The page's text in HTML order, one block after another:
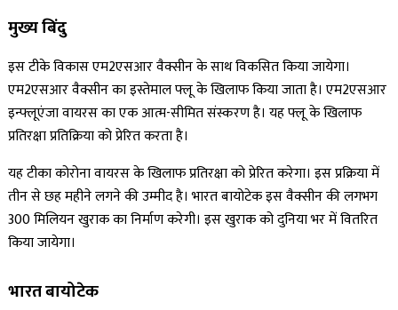
मुख्य बिंदु
इस टीके विकास एम2एसआर वैक्सीन के साथ विकसित किया जायेगा।
एम2एसआर वैक्सीन का इस्तेमाल फ्लू के खिलाफ किया जाता है। एम2एसआर
इन्फ्लूएंजा वायरस का एक आत्म-सीमित संस्करण है। यह फ्लू के खिलाफ
प्रतिरक्षा प्रतिक्रिया को प्रेरित करता है।
यह टीका कोरोना वायरस के खिलाफ प्रतिरक्षा को प्रेरित करेगा। इस प्रक्रिया में
तीन से छह महीने लगने की उम्मीद है। भारत बायोटेक इस वैक्सीन की लगभग
300 मिलियन खुराक का निर्माण करेगी। इस खुराक को दुनिया भर में वितरित
किया जायेगा।
भारत बायोटेक